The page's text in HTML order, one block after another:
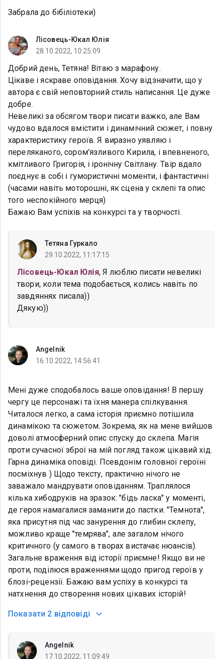
Забрала до бібіліотеки)
Лісовець-Юкал Юлія
28.10.2022, 10:25:09
Добрий день, Тетяна! Вітаю з марафону.
Цікаве і яскраве оповідання. Хочу відзначити, що у
автора є свій неповторний стиль написання. Це дуже
добре.
Невеликі за обсягом твори писати важко, але Вам
чудово вдалося вмістити і динамічний сюжет, і повну
характеристику героїв. Я виразно уявляю і
переляканого, сором'язливого Кирила, і впевненого,
кмітливого Григорія, і іронічну Світлану. Твір вдало
поєднує в собі і гумористичні моменти, і фантастичні
(часами навіть моторошні, як сцена у склепі та опис
того неспокійного мерця)
Бажаю Вам успіхів на конкурсі та у творчості.
Тетяна Гуркало
29.10.2022, 11:17:15
Лісовець-Юкал Юлія, Я люблю писати невеликі
твори, коли тема подобається, колись навіть по
завдяннях писала))
Дякую))
Angelnik
16.10.2022, 14:56:41
Мені дуже сподобалось ваше оповідання! В першу
чергу це персонажі та їхня манера спілкування.
Читалося легко, а сама історія приємно потішила
динамікою та сюжетом. Зокрема, як на мене вийшов
доволі атмосферний опис спуску до склепа. Магія
проти сучасної зброї на мій погляд також цікавий хід.
Гарна динаміка оповіді. Псевдонім головної героїні
посміхнув ) Щодо тексту, практично нічого не
заважало мандрувати оповіданням. Траплялося
кілька хибодруків на зразок: "бідь ласка" у моменті,
де героя намагалися заманити до пастки. "Темнота",
яка присутня під час занурення до глибин склепу,
можливо краще "темрява", але загалом нічого
критичного (у самого в творах вистачає нюансів).
Загальне враження від історії приємне! Якщо ви не
проти, поділюся враженнями щодо пригод героїв у
блозі-рецензії. Бажаю вам успіху в конкурсі та
натхнення до створення нових цікавих історій!
Показати 2 відповіді
Angelnik
17.10.2022, 11:09:49